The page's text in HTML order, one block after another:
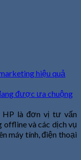
hiệu quả
được ưa chuộng
HP là đơn vị tư vấn
offline và các dịch vụ
máy tính, điện thoại